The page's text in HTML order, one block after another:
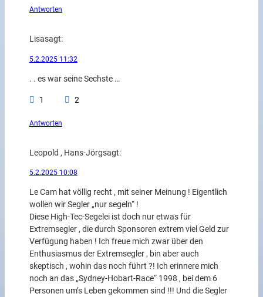
Antworten
Lisasagt:
5.2.2025 11:32
. . es war seine Sechste …
1 2
Antworten
Leopold , Hans-Jörgsagt:
5.2.2025 10:08
Le Cam hat völlig recht , mit seiner Meinung ! Eigentlich
wollen wir Segler „nur segeln“ !
Diese High-Tec-Segelei ist doch nur etwas für
Extremsegler , die durch Sponsoren extrem viel Geld zur
Verfügung haben ! Ich freue mich zwar über den
Enthusiasmus der Extremsegler , bin aber auch
skeptisch , wohin das noch führt ?! Ich erinnere mich
noch an das „Sydney-Hobart-Race“ 1998 , bei dem 6
Personen um’s Leben gekommen sind !!! Und die Segler